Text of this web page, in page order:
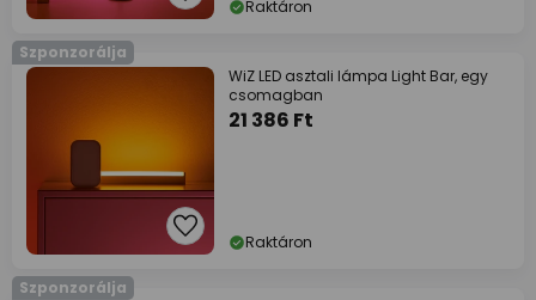
Raktáron
Szponzorálja
WiZ LED asztali lámpa Light Bar, egy
csomagban
21 386 Ft
Raktáron
Szponzorálja